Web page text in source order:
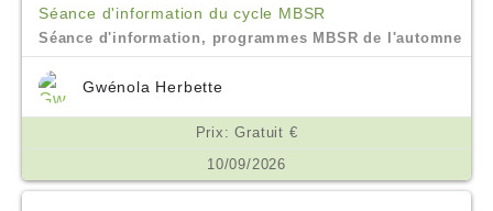
Séance d'information du cycle MBSR
Séance d'information, programmes MBSR de l'automne
Gwénola Herbette
Prix: Gratuit €
10/09/2026